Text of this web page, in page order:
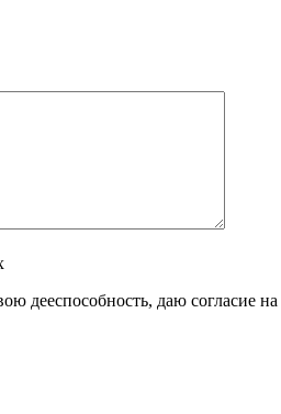
дееспособность, даю согласие